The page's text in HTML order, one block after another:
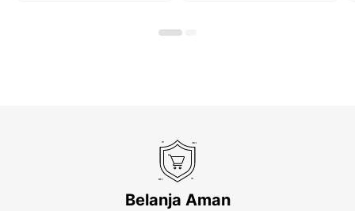
Belanja Aman